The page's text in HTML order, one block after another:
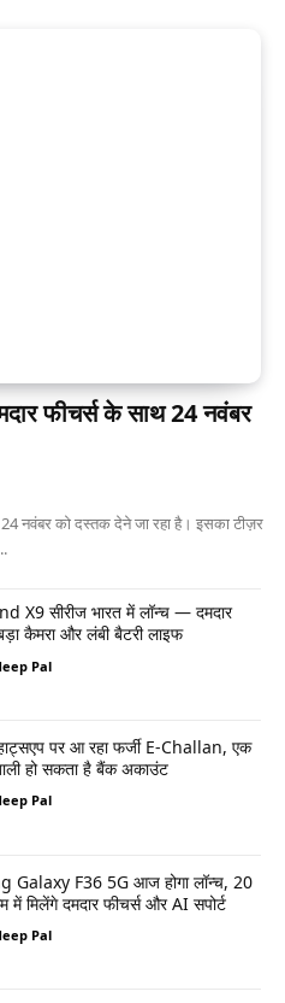
फीचर्स के साथ 24 नवंबर
नवंबर को दस्तक देने जा रहा है। इसका टीज़र
X9 सीरीज भारत में लॉन्च — दमदार
कैमरा और लंबी बैटरी लाइफ
Pal
पर आ रहा फर्जी E-Challan, एक
हो सकता है बैंक अकाउंट
Pal
Galaxy F36 5G आज होगा लॉन्च, 20
में मिलेंगे दमदार फीचर्स और AI सपोर्ट
Pal